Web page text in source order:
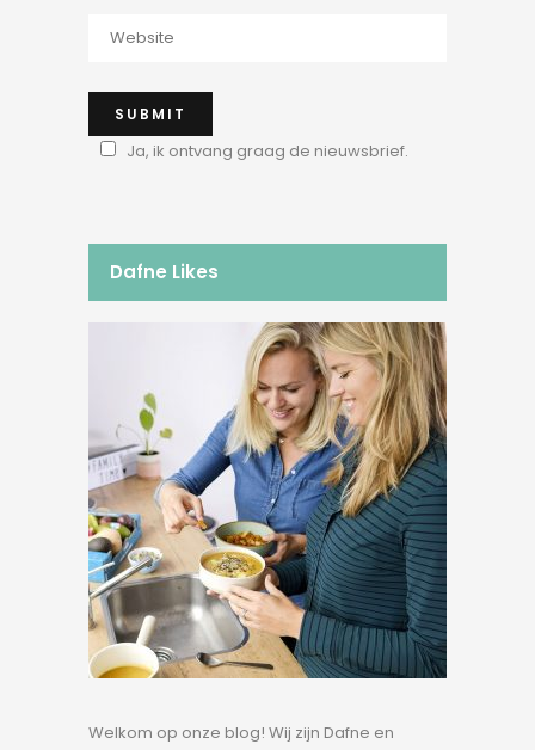
Ja, ik ontvang graag de nieuwsbrief.
Dafne Likes
Welkom op onze blog! Wij zijn Dafne en